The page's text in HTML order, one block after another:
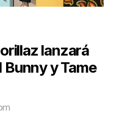
lanzará
y Tame